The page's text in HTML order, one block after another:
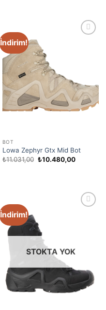
İndirim!
BOT
Lowa Zephyr Gtx Mid Bot
₺11.031,00 ₺10.480,00
İndirim!
STOKTA YOK